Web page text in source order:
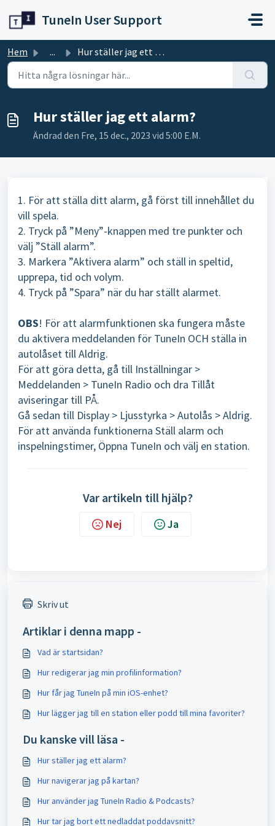
TuneIn User Support
Hem ... Hur ställer jag ett alarm?
Hur ställer jag ett alarm?
Ändrad den Fre, 15 dec., 2023 vid 5:00 E.M.
1. För att ställa ditt alarm, gå först till innehållet du
vill spela.
2. Tryck på ”Meny”-knappen med tre punkter och
välj ”Ställ alarm”.
3. Markera ”Aktivera alarm” och ställ in speltid,
upprepa, tid och volym.
4. Tryck på ”Spara” när du har ställt alarmet.
OBS! För att alarmfunktionen ska fungera måste
du aktivera meddelanden för TuneIn OCH ställa in
autolåset till Aldrig.
För att göra detta, gå till Inställningar >
Meddelanden > TuneIn Radio och dra Tillåt
aviseringar till PÅ.
Gå sedan till Display > Ljusstyrka > Autolås > Aldrig.
För att använda funktionerna Ställ alarm och
inspelningstimer, Öppna TuneIn och välj en station.
Var artikeln till hjälp?
Nej Ja
Skriv ut
Artiklar i denna mapp -
Vad är startsidan?
Hur redigerar jag min profilinformation?
Hur får jag TuneIn på min iOS-enhet?
Hur lägger jag till en station eller podd till mina favoriter?
Du kanske vill läsa -
Hur ställer jag ett alarm?
Hur navigerar jag på kartan?
Hur använder jag TuneIn Radio & Podcasts?
Hur tar jag bort ett nedladdat poddavsnitt?